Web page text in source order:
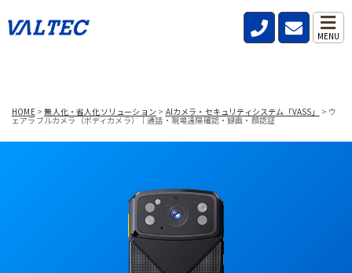
MENU
HOME>無人化・省人化ソリューション > AIカメラ・セキュリティシステム「VASS」 > ウ
ェアラブルカメラ（ボディカメラ）｜通話・現場遠隔確認・録画・顔認証